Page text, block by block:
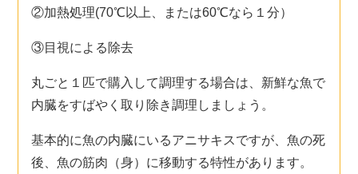
②加熱処理(70℃以上、または60℃なら１分）
③目視による除去
丸ごと１匹で購入して調理する場合は、新鮮な魚で
内臓をすばやく取り除き調理しましょう。
基本的に魚の内臓にいるアニサキスですが、魚の死
後、魚の筋肉（身）に移動する特性があります。